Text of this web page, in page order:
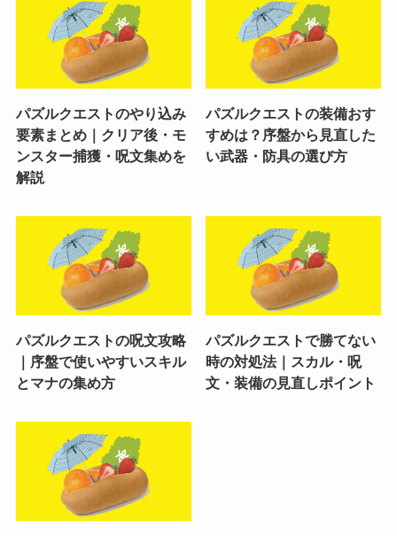
パズルクエストのやり込み
要素まとめ｜クリア後・モ
ンスター捕獲・呪文集めを
解説
パズルクエストの装備おす
すめは？序盤から見直した
い武器・防具の選び方
パズルクエストの呪文攻略
｜序盤で使いやすいスキル
とマナの集め方
パズルクエストで勝てない
時の対処法｜スカル・呪
文・装備の見直しポイント